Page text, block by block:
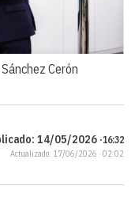
Cerón
14/05/2026 ·16:32
Actualizado: 17/06/2026 · 02:02